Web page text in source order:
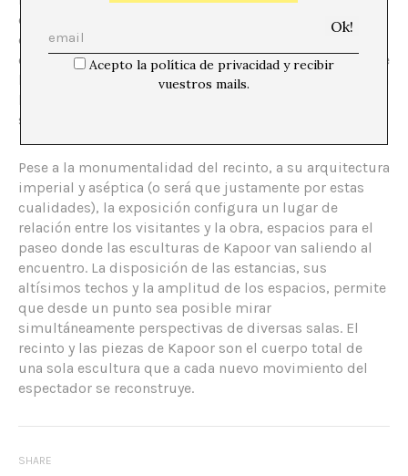
cromática iniciada en su trabajo de los años ochenta y
que recuerda a aquella de Yves Klein. Cierra la
composición el pigmento en polvo que rodea la base de
las esculturas, una suerte de cúrcuma que captura toda
la textura y el volumen a partir de la limitación
sistemática del color.
Pese a la monumentalidad del recinto, a su arquitectura
imperial y aséptica (o será que justamente por estas
cualidades), la exposición configura un lugar de
relación entre los visitantes y la obra, espacios para el
paseo donde las esculturas de Kapoor van saliendo al
encuentro. La disposición de las estancias, sus
altísimos techos y la amplitud de los espacios, permite
que desde un punto sea posible mirar
simultáneamente perspectivas de diversas salas. El
recinto y las piezas de Kapoor son el cuerpo total de
una sola escultura que a cada nuevo movimiento del
espectador se reconstruye.
SHARE
Acepto la política de privacidad y recibir
vuestros mails.